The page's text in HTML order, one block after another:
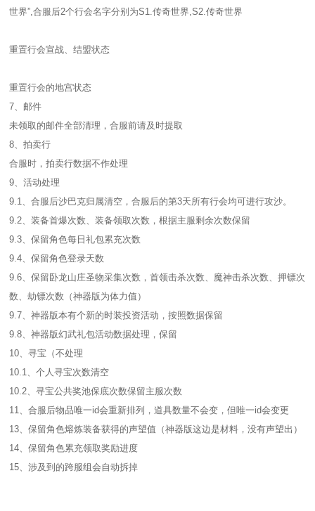
世界”,合服后2个行会名字分别为S1.传奇世界,S2.传奇世界
重置行会宣战、结盟状态
重置行会的地宫状态
7、邮件
未领取的邮件全部清理，合服前请及时提取
8、拍卖行
合服时，拍卖行数据不作处理
9、活动处理
9.1、合服后沙巴克归属清空，合服后的第3天所有行会均可进行攻沙。
9.2、装备首爆次数、装备领取次数，根据主服剩余次数保留
9.3、保留角色每日礼包累充次数
9.4、保留角色登录天数
9.6、保留卧龙山庄圣物采集次数，首领击杀次数、魔神击杀次数、押镖次
数、劫镖次数（神器版为体力值）
9.7、神器版本有个新的时装投资活动，按照数据保留
9.8、神器版幻武礼包活动数据处理，保留
10、寻宝（不处理
10.1、个人寻宝次数清空
10.2、寻宝公共奖池保底次数保留主服次数
11、合服后物品唯一id会重新排列，道具数量不会变，但唯一id会变更
13、保留角色熔炼装备获得的声望值（神器版这边是材料，没有声望出）
14、保留角色累充领取奖励进度
15、涉及到的跨服组会自动拆掉